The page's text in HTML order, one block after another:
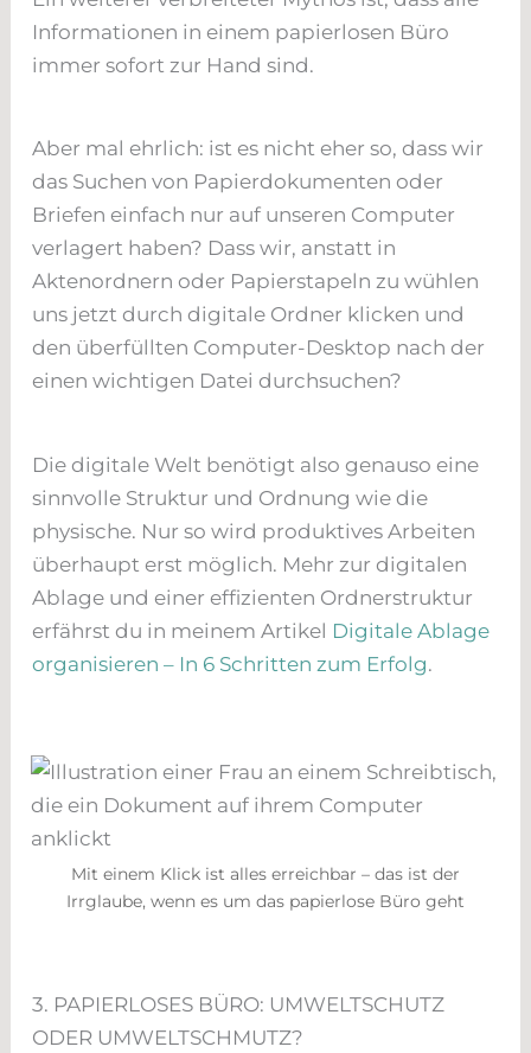
Informationen in einem papierlosen Büro
immer sofort zur Hand sind.
Aber mal ehrlich: ist es nicht eher so, dass wir
das Suchen von Papierdokumenten oder
Briefen einfach nur auf unseren Computer
verlagert haben? Dass wir, anstatt in
Aktenordnern oder Papierstapeln zu wühlen
uns jetzt durch digitale Ordner klicken und
den überfüllten Computer-Desktop nach der
einen wichtigen Datei durchsuchen?
Die digitale Welt benötigt also genauso eine
sinnvolle Struktur und Ordnung wie die
physische. Nur so wird produktives Arbeiten
überhaupt erst möglich. Mehr zur digitalen
Ablage und einer effizienten Ordnerstruktur
erfährst du in meinem Artikel Digitale Ablage
organisieren – In 6 Schritten zum Erfolg.
Mit einem Klick ist alles erreichbar – das ist der
Irrglaube, wenn es um das papierlose Büro geht
3. PAPIERLOSES BÜRO: UMWELTSCHUTZ
ODER UMWELTSCHMUTZ?